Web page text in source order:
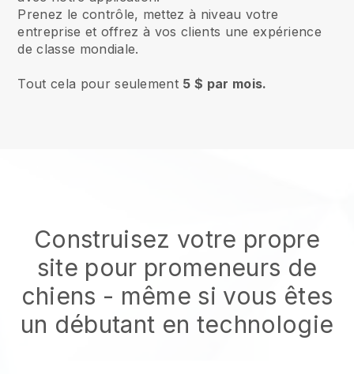
Prenez le contrôle, mettez à niveau votre
entreprise et offrez à vos clients une expérience
de classe mondiale.
Tout cela pour seulement 5 $ par mois.
Construisez votre propre
site pour promeneurs de
chiens - même si vous êtes
un débutant en technologie